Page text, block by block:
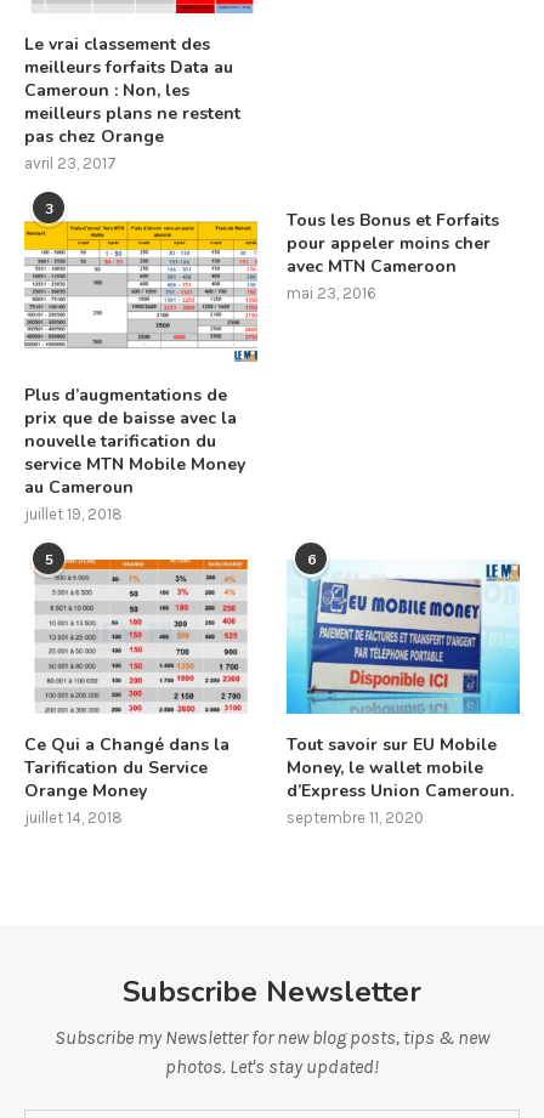
Le vrai classement des
meilleurs forfaits Data au
Cameroun : Non, les
meilleurs plans ne restent
pas chez Orange
avril 23, 2017
3
Plus d’augmentations de
prix que de baisse avec la
nouvelle tarification du
service MTN Mobile Money
au Cameroun
juillet 19, 2018
Tous les Bonus et Forfaits
pour appeler moins cher
avec MTN Cameroon
mai 23, 2016
5
Ce Qui a Changé dans la
Tarification du Service
Orange Money
juillet 14, 2018
6
Tout savoir sur EU Mobile
Money, le wallet mobile
d’Express Union Cameroun.
septembre 11, 2020
Subscribe Newsletter
Subscribe my Newsletter for new blog posts, tips & new
photos. Let's stay updated!